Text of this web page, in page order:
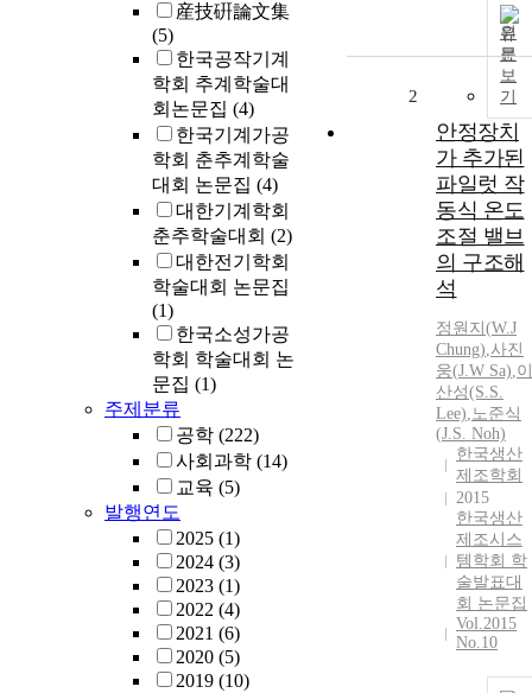
産技硏論文集
(5)
한국공작기계
학회 추계학술대
회논문집 (4)
한국기계가공
학회 춘추계학술
대회 논문집 (4)
대한기계학회
춘추학술대회 (2)
대한전기학회
학술대회 논문집
(1)
한국소성가공
학회 학술대회 논
문집 (1)
주제분류
공학 (222)
사회과학 (14)
교육 (5)
발행연도
2025 (1)
2024 (3)
2023 (1)
2022 (4)
2021 (6)
2020 (5)
2019 (10)
원
문
보
기
2
안정장치
가 추가된
파일럿 작
동식 온도
조절 밸브
의 구조해
석
정원지 (W.J
Chung),사진
웅(J.W Sa),이
산성(S.S.
Lee),노준식
(J.S. Noh)
한국생산
제조학회
2015
한국생산
제조시스
템학회 학
술발표대
회 논문집
Vol.2015
No.10